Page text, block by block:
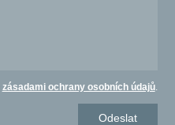
zásadami ochrany osobních údajů.